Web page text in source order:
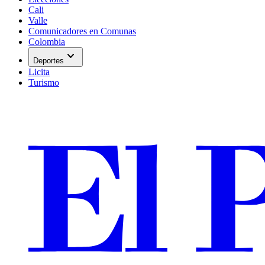
Cali
Valle
Comunicadores en Comunas
Colombia
Deportes expand_more
Licita
Turismo